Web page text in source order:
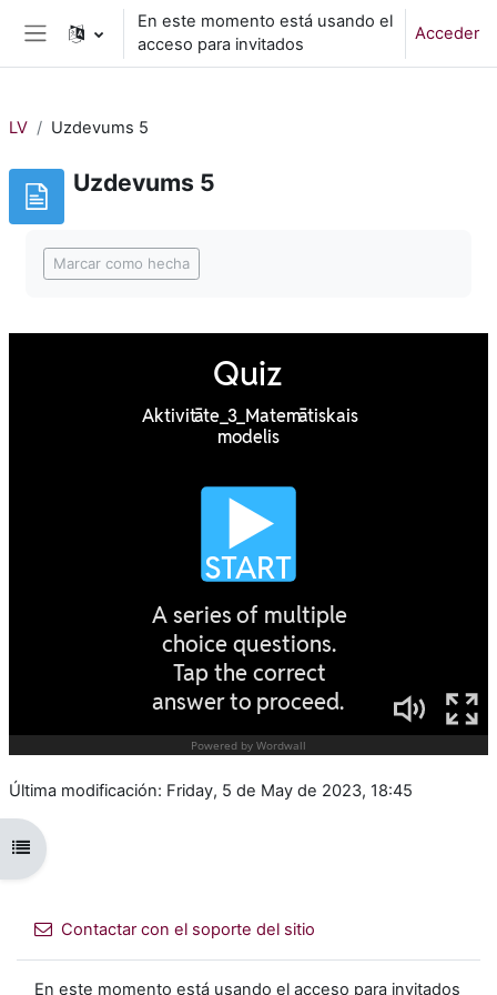
Salta al contenido principal
Panel lateral
En este momento está usando el
acceso para invitados
Acceder
Abrir índice del curso
LV Uzdevums 5
Uzdevums 5
Marcar como hecha
Última modificación: Friday, 5 de May de 2023, 18:45
Contactar con el soporte del sitio
En este momento está usando el acceso para invitados